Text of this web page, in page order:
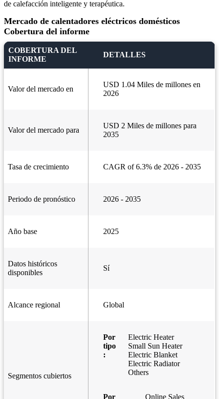
de calefacción inteligente y terapéutica.
Mercado de calentadores eléctricos domésticos
Cobertura del informe
COBERTURA DEL
INFORME
DETALLES
Valor del mercado en
USD 1.04 Miles de millones en
2026
Valor del mercado para
USD 2 Miles de millones para
2035
Tasa de crecimiento CAGR of 6.3% de 2026 - 2035
Periodo de pronóstico 2026 - 2035
Año base 2025
Datos históricos
disponibles
Sí
Alcance regional Global
Segmentos cubiertos
Por
tipo
:
Electric Heater
Small Sun Heater
Electric Blanket
Electric Radiator
Others
Por Online Sales